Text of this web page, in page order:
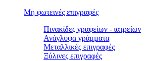
Μη φωτεινές επιγραφές
Πινακίδες γραφείων - ιατρείων
Ανάγλυφα γράμματα
Μεταλλικές επιγραφές
Ξύλινες επιγραφές